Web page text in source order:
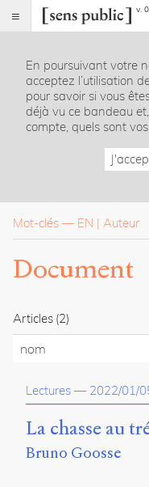
v.
Index
Rubriques
Essais
La
revue
Présentation
Publier
du
site
Archipel
En
En poursuivant votre
acceptez l’utilisation
pour savoir si vous
déjà vu ce bandeau
compte, quels sont
Mot-clés — EN Auteur
Document
Articles (2)
nom
Lectures — 2022/01/
La chasse au
Bruno Goosse